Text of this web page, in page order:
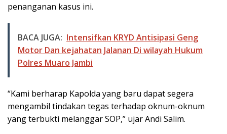
penanganan kasus ini.
BACA JUGA: Intensifkan KRYD Antisipasi Geng
Motor Dan kejahatan Jalanan Di wilayah Hukum
Polres Muaro Jambi
“Kami berharap Kapolda yang baru dapat segera
mengambil tindakan tegas terhadap oknum-oknum
yang terbukti melanggar SOP,” ujar Andi Salim.